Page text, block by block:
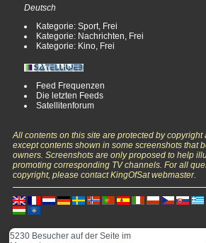
Deutsch
Kategorie: Sport, Frei
Kategorie: Nachrichten, Frei
Kategorie: Kino, Frei
Feed Frequenzen
Die letzten Feeds
Satellitenforum
All contents on this site are protected by copyright
except contents shown in some screenshots that
owners. Screenshots are only proposed to help
promoting corresponding TV channels. For all
copyright, please contact KingOfSat webmaster.
5230 Besucher auf der Seite im